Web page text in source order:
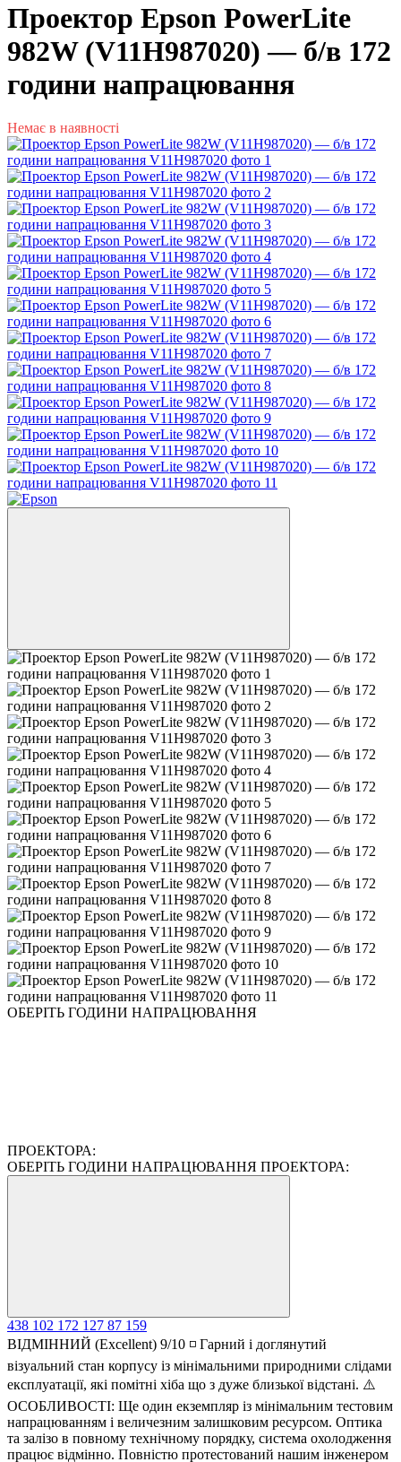
Проектор Epson PowerLite
982W (V11H987020) — б/в 172
години напрацювання
Немає в наявності
ОБЕРІТЬ ГОДИНИ НАПРАЦЮВАННЯ
ПРОЕКТОРА:
ОБЕРІТЬ ГОДИНИ НАПРАЦЮВАННЯ ПРОЕКТОРА:
438 102 172 127 87 159
ВІДМІННИЙ (Excellent) 9/10 ◽ Гарний і доглянутий
візуальний стан корпусу із мінімальними природними слідами
експлуатації, які помітні хіба що з дуже близької відстані. ⚠️
ОСОБЛИВОСТІ: Ще один екземпляр із мінімальним тестовим
напрацюванням і величезним залишковим ресурсом. Оптика
та залізо в повному технічному порядку, система охолодження
працює відмінно. Повністю протестований нашим інженером